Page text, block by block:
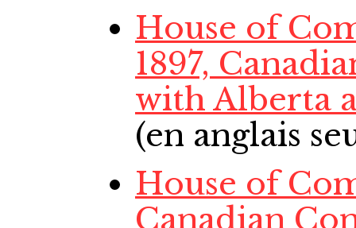
House of
1897,
with Alberta
(en anglais
House of
Canadian